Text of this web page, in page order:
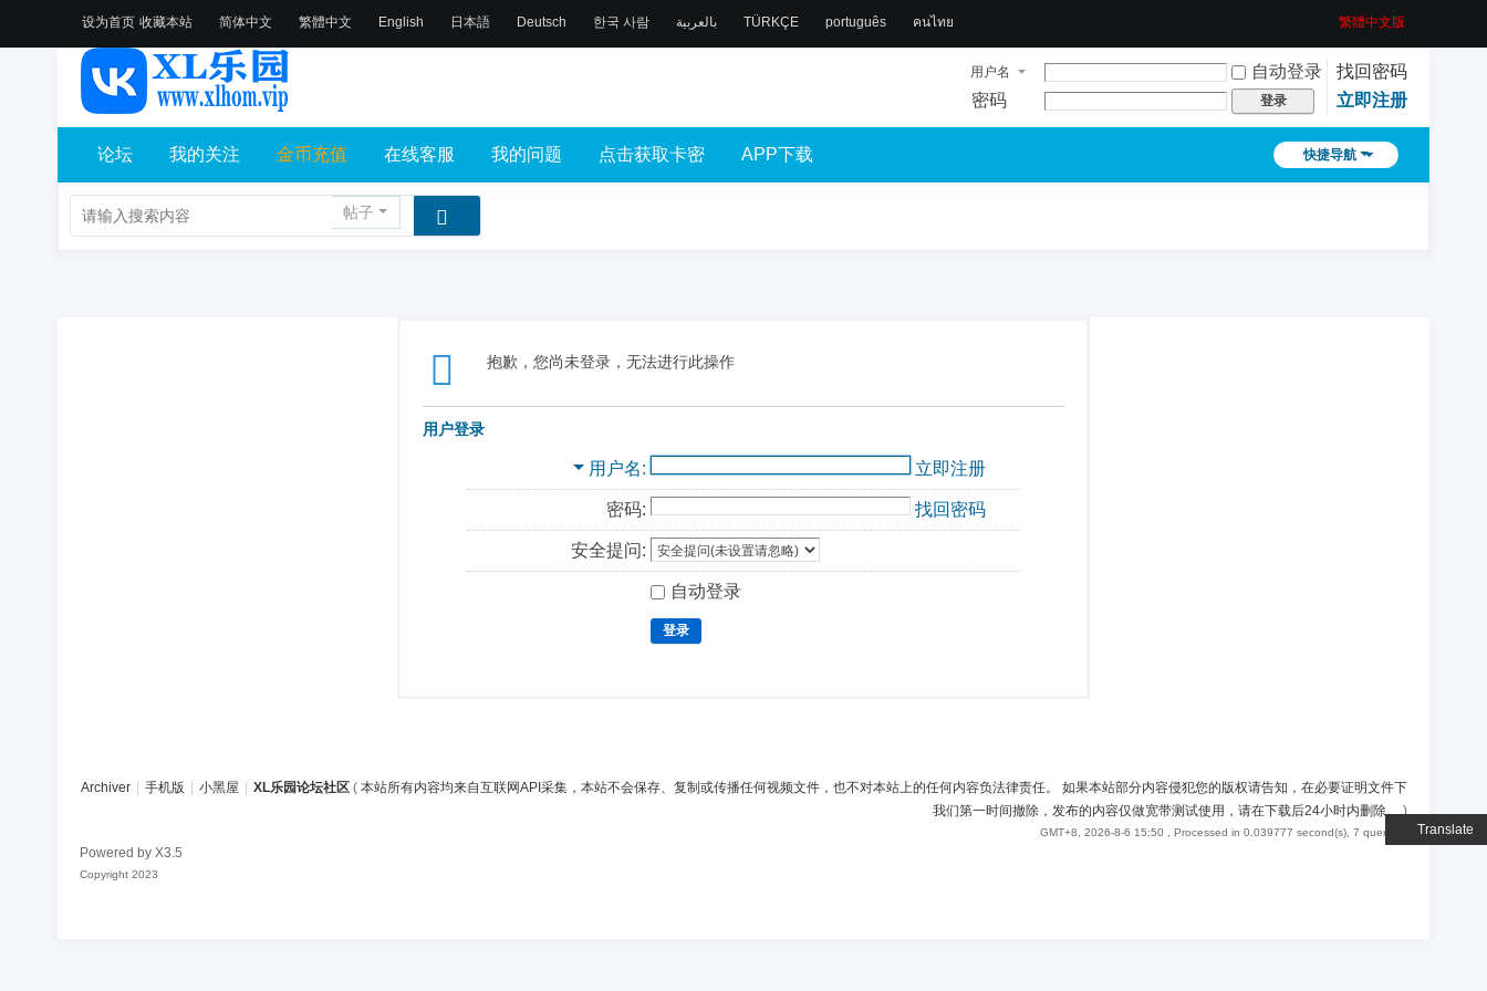
设为首页 收藏本站
Translate
简体中文 繁體中文 English 日本語 Deutsch 한국 사람 بالعربية TÜRKÇE português คนไทย 繁體中文版
用户名 自动登录
找回密码
密码
登录 立即注册
快捷导航
论坛 我的关注 金币充值 在线客服 我的问题 点击获取卡密 APP下载
帖子
抱歉，您尚未登录，无法进行此操作
用户登录
用户名 立即注册
密码: 找回密码
安全提问:
自动登录
登录
Archiver 手机版 小黑屋 XL乐园论坛社区 ( 本站所有内容均来自互联网API采集，本站不会保存、复制或传播任何视频文件，也不对本站上的任何内容负法律责任。 如果本站部分内容侵犯您的版权请告知，在必要证明文件下
我们第一时间撤除，发布的内容仅做宽带测试使用，请在下载后24小时内删除。)
GMT+8, 2026-8-6 15:50 , Processed in 0.039777 second(s), 7 queries .
Powered by X3.5
Copyright 2023